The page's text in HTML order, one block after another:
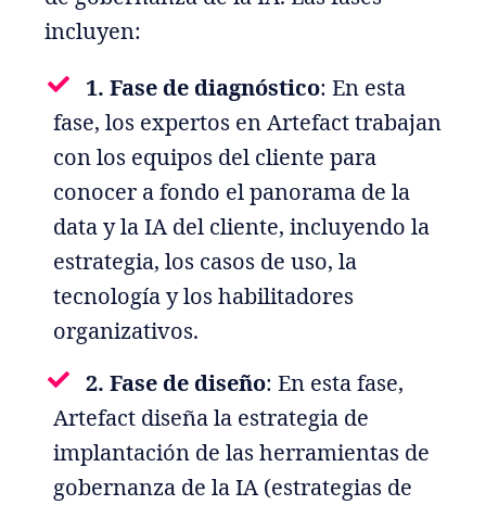
incluyen:
1. Fase de diagnóstico: En esta
fase, los expertos en Artefact trabajan
con los equipos del cliente para
conocer a fondo el panorama de la
data y la IA del cliente, incluyendo la
estrategia, los casos de uso, la
tecnología y los habilitadores
organizativos.
2. Fase de diseño: En esta fase,
Artefact diseña la estrategia de
implantación de las herramientas de
gobernanza de la IA (estrategias de